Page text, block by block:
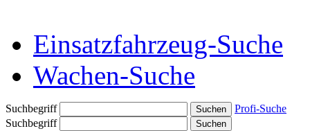
Einsatzfahrzeug-Suche
Wachen-Suche
Suchbegriff
Profi-Suche
Suchbegriff